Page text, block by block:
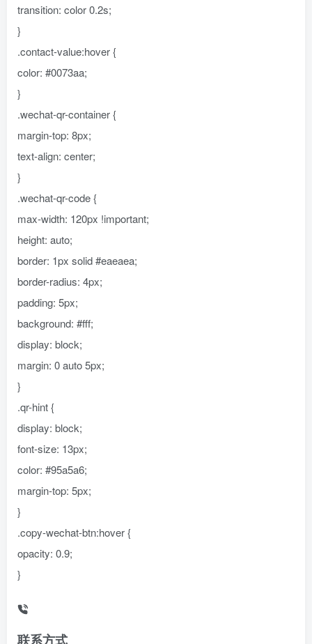
transition: color 0.2s;
}
.contact-value:hover {
color: #0073aa;
}
.wechat-qr-container {
margin-top: 8px;
text-align: center;
}
.wechat-qr-code {
max-width: 120px !important;
height: auto;
border: 1px solid #eaeaea;
border-radius: 4px;
padding: 5px;
background: #fff;
display: block;
margin: 0 auto 5px;
}
.qr-hint {
display: block;
font-size: 13px;
color: #95a5a6;
margin-top: 5px;
}
.copy-wechat-btn:hover {
opacity: 0.9;
}
联系方式